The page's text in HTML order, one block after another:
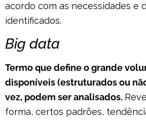
acordo com as necessidades e
identificados.
Big data
Termo que define o grande
disponíveis (estruturados ou
vez, podem ser analisados.
forma, certos padrões,